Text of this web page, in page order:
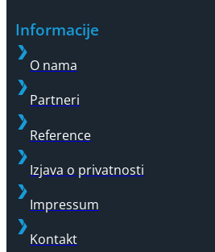
Informacije
O nama
Partneri
Reference
Izjava o privatnosti
Impressum
Kontakt